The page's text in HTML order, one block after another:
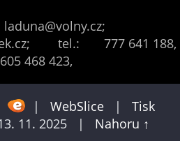
laduna@volny.cz;
tel.: 777 641 188,
468 423,
| WebSlice |
Tisk
11. 2025 | Nahoru ↑